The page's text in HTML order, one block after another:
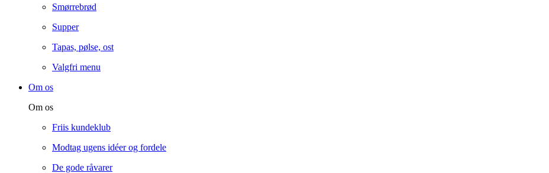
Smørrebrød
Supper
Tapas, pølse, ost
Valgfri menu
Om os
Om os
Friis kundeklub
Modtag ugens idéer og fordele
De gode råvarer